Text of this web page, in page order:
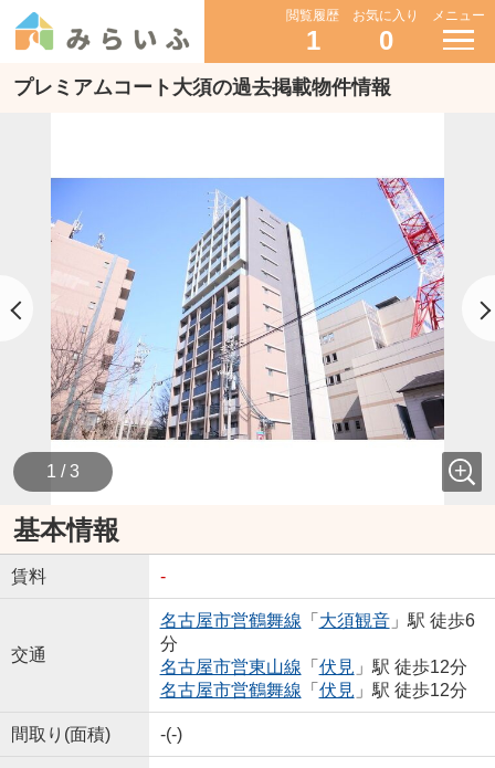
閲覧履歴
1
お気に入り
0
メニュー
プレミアムコート大須の過去掲載物件情報
1 / 3
基本情報
賃料 -
交通
名古屋市営鶴舞線 「 大須観音」駅 徒歩6
分
名古屋市営東山線 「 伏見 」駅 徒歩12分
名古屋市営鶴舞線 「 伏見 」駅 徒歩12分
間取り(面積) -(-)